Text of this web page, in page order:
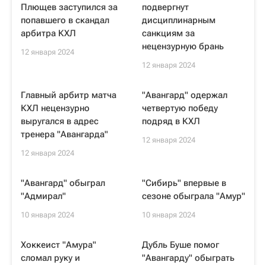
Плющев заступился за
попавшего в скандал
арбитра КХЛ
12 января 2024
подвергнут
дисциплинарным
санкциям за
нецензурную брань
12 января 2024
Главный арбитр матча
КХЛ нецензурно
выругался в адрес
тренера "Авангарда"
12 января 2024
"Авангард" одержал
четвертую победу
подряд в КХЛ
12 января 2024
"Авангард" обыграл
"Адмирал"
10 января 2024
"Сибирь" впервые в
сезоне обыграла "Амур"
10 января 2024
Хоккеист "Амура"
сломал руку и
Дубль Буше помог
"Авангарду" обыграть